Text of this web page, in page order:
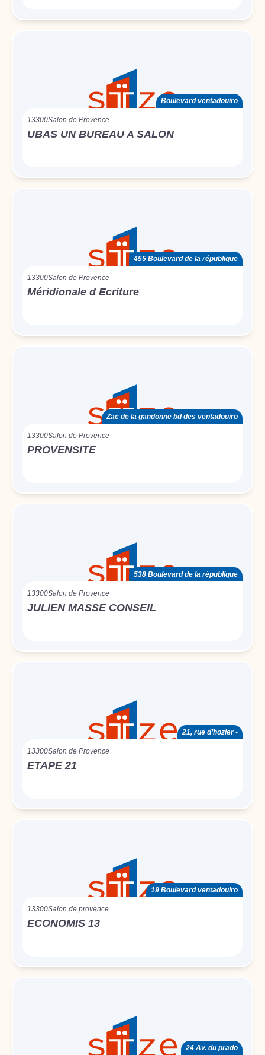
Boulevard ventadouiro
13300Salon de Provence
UBAS UN BUREAU A SALON
455 Boulevard de la république
13300Salon de Provence
Méridionale d Ecriture
Zac de la gandonne bd des ventadouiro
13300Salon de Provence
PROVENSITE
538 Boulevard de la république
13300Salon de Provence
JULIEN MASSE CONSEIL
21, rue d’hozier -
13300Salon de Provence
ETAPE 21
19 Boulevard ventadouiro
13300Salon de provence
ECONOMIS 13
24 Av. du prado